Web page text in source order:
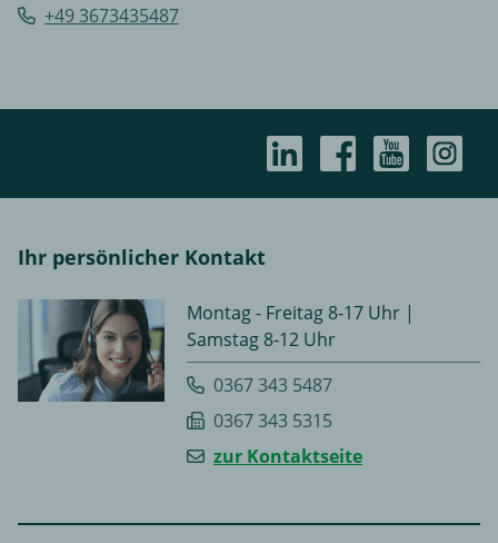
+49 3673435487
Ihr persönlicher Kontakt
Montag - Freitag 8-17 Uhr |
Samstag 8-12 Uhr
0367 343 5487
0367 343 5315
zur Kontaktseite